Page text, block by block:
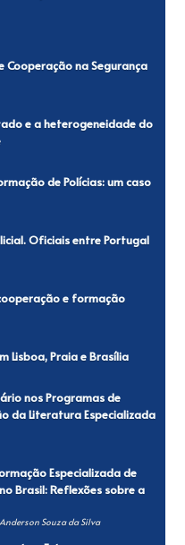
Cooperação na Segurança
e a heterogeneidade do
de Polícias: um caso
Oficiais entre Portugal
e formação
Lisboa, Praia e Brasília
nos Programas de
da Literatura Especializada
Especializada de
Brasil: Reflexões sobre a
Souza da Silva